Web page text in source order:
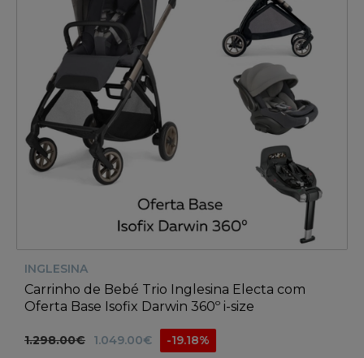
INGLESINA
Carrinho de Bebé Trio Inglesina Electa com
Oferta Base Isofix Darwin 360º i-size
1.298.00€ 1.049.00€ -19.18%